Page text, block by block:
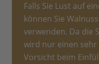
Falls Sie Lust auf
können Sie
verwenden. Da die
wird nur einen
Vorsicht beim